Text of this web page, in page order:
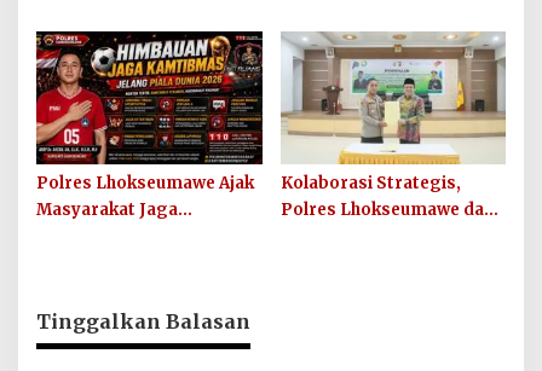
Sekolah
Penguatan Ekosistem
Polres Lhokseumawe Ajak
Masyarakat Jaga
Kolaborasi Strategis,
Polres Lhokseumawe dan
Tinggalkan Balasan